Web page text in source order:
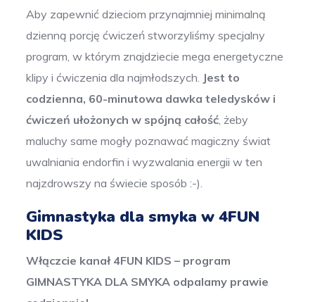
Aby zapewnić dzieciom przynajmniej minimalną
dzienną porcję ćwiczeń stworzyliśmy specjalny
program, w którym znajdziecie mega energetyczne
klipy i ćwiczenia dla najmłodszych. Jest to
codzienna, 60-minutowa dawka teledysków i
ćwiczeń ułożonych w spójną całość, żeby
maluchy same mogły poznawać magiczny świat
uwalniania endorfin i wyzwalania energii w ten
najzdrowszy na świecie sposób :-).
Gimnastyka dla smyka w 4FUN
KIDS
Włączcie kanał 4FUN KIDS – program
GIMNASTYKA DLA SMYKA odpalamy prawie